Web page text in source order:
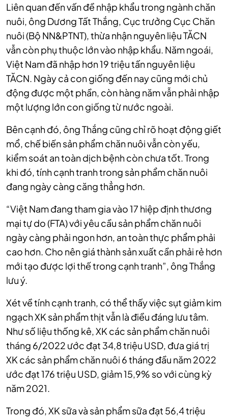
Liên quan đến vấn đề nhập khẩu trong ngành chăn
nuôi, ông Dương Tất Thắng, Cục trưởng Cục Chăn
nuôi (Bộ NN&PTNT), thừa nhận nguyên liệu TĂCN
vẫn còn phụ thuộc lớn vào nhập khẩu. Năm ngoái,
Việt Nam đã nhập hơn 19 triệu tấn nguyên liệu
TĂCN. Ngày cả con giống đến nay cũng mới chủ
động được một phần, còn hàng năm vẫn phải nhập
một lượng lớn con giống từ nước ngoài.
Bên cạnh đó, ông Thắng cũng chỉ rõ hoạt động giết
mổ, chế biến sản phẩm chăn nuôi vẫn còn yếu,
kiểm soát an toàn dịch bệnh còn chưa tốt. Trong
khi đó, tính cạnh tranh trong sản phẩm chăn nuôi
đang ngày càng căng thẳng hơn.
“Việt Nam đang tham gia vào 17 hiệp định thương
mại tự do (FTA) với yêu cầu sản phẩm chăn nuôi
ngày càng phải ngon hơn, an toàn thực phẩm phải
cao hơn. Cho nên giá thành sản xuất cần phải rẻ hơn
mới tạo được lợi thế trong cạnh tranh”, ông Thắng
lưu ý.
Xét về tính cạnh tranh, có thể thấy việc sụt giảm kim
ngạch XK sản phẩm thịt vẫn là điều đáng lưu tâm.
Như số liệu thống kê, XK các sản phẩm chăn nuôi
tháng 6/2022 ước đạt 34,8 triệu USD, đưa giá trị
XK các sản phẩm chăn nuôi 6 tháng đầu năm 2022
ước đạt 176 triệu USD, giảm 15,9% so với cùng kỳ
năm 2021.
Trong đó, XK sữa và sản phẩm sữa đạt 56,4 triệu